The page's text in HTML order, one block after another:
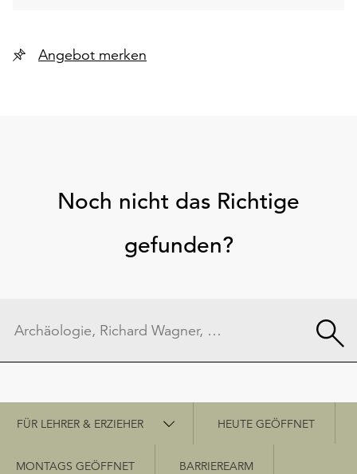
Angebot merken
Noch nicht das Richtige
gefunden?
Schnellzugriff
FÜR LEHRER & ERZIEHER HEUTE GEÖFFNET
MONTAGS GEÖFFNET BARRIEREARM